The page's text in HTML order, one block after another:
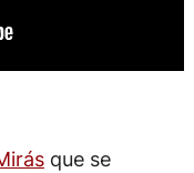
que se